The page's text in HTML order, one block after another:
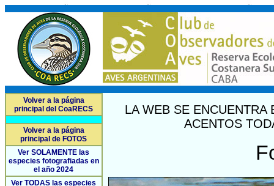
Volver a la página
principal del CoaRECS
Volver a la página
principal de FOTOS
Ver SOLAMENTE las
especies fotografiadas en
el año 2024
Ver TODAS las especies
LA WEB SE
ACENTOS